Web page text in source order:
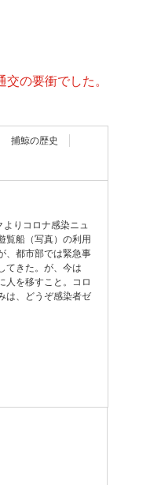
の要衝でした。
捕鯨の歴史
りコロナ感染ニュ
覧船（写真）の利用
、都市部では緊急事
てきた。が、今は
人を移すこと。コロ
は、どうぞ感染者ゼ